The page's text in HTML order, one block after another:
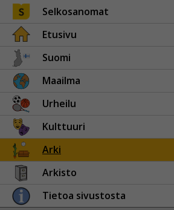
Selkosanomat
Etusivu
Suomi
Maailma
Urheilu
Kulttuuri
Arki
Arkisto
Tietoa sivustosta